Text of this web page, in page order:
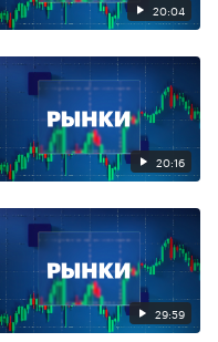
20:04
20:16
29:59